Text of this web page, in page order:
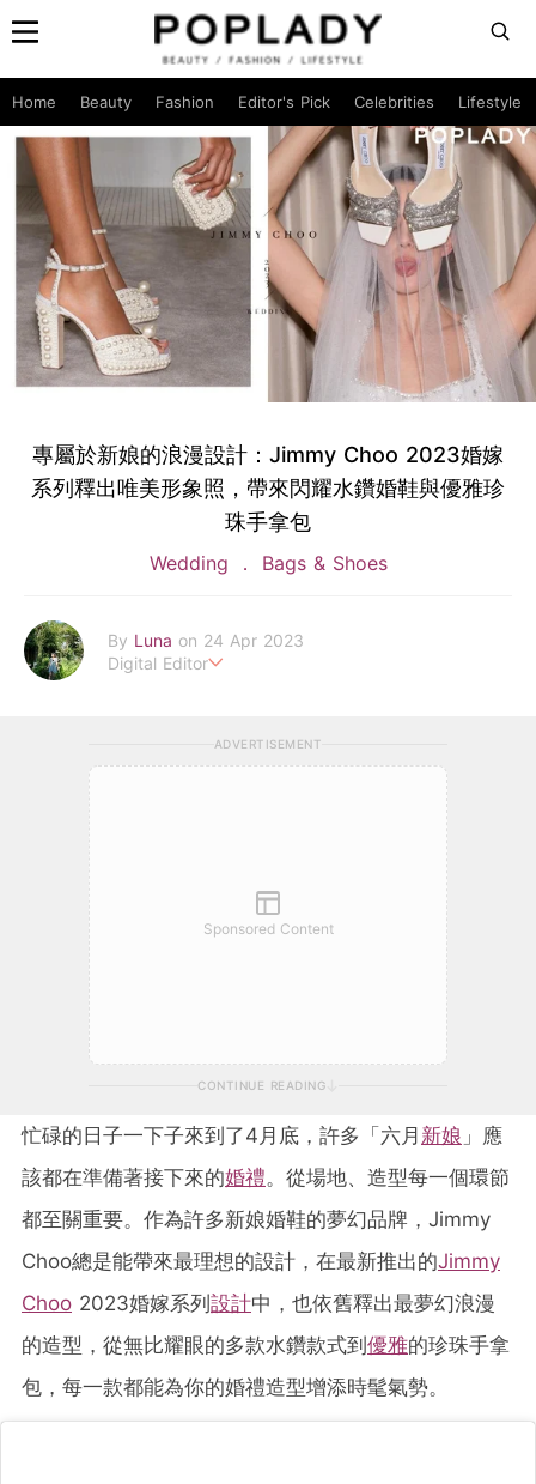
Home Beauty Fashion Editor's Pick Celebrities Lifestyle
專屬於新娘的浪漫設計：Jimmy Choo 2023婚嫁
系列釋出唯美形象照，帶來閃耀水鑽婚鞋與優雅珍
珠手拿包
Wedding Bags & Shoes
By Luna on 24 Apr 2023
Digital Editor
透過旅行找尋理想生活的樣貌 捕捉下每個美好瞬間
luna.huang@poplady-mag.com
ADVERTISEMENT
Sponsored Content
CONTINUE READING
忙碌的日子一下子來到了4月底，許多「六月 新娘 」應
該都在準備著接下來的婚禮。從場地、造型每一個環節
都至關重要。作為許多新娘婚鞋的夢幻品牌，Jimmy
Choo總是能帶來最理想的設計，在最新推出的Jimmy
Choo 2023婚嫁系列設計中，也依舊釋出最夢幻浪漫
的造型，從無比耀眼的多款水鑽款式到優雅的珍珠手拿
包，每一款都能為你的婚禮造型增添時髦氣勢。